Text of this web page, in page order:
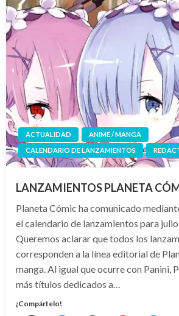
ACTUALIDAD
ANIME / MANGA
CALENDARIO DE LANZAMIENTOS
LANZAMIENTOS PLANETA
Planeta Cómic ha comunicado
el calendario de lanzamientos para julio
Queremos aclarar que todos los
corresponden a la línea editorial de
manga. Al igual que ocurre con Panini,
más títulos dedicados a…
¡Compártelo!